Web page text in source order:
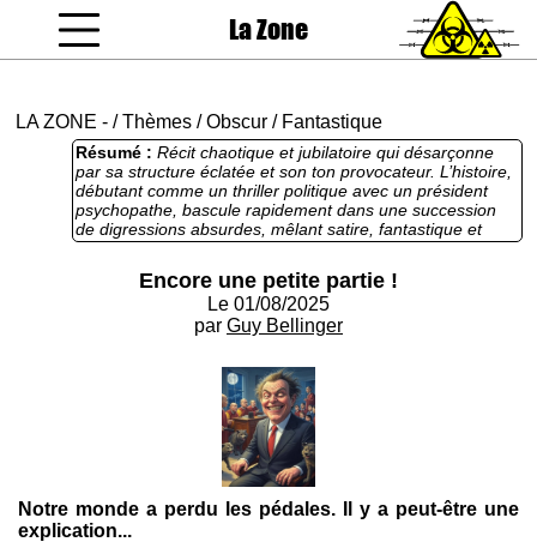
La Zone
LA ZONE - /Thèmes /Obscur / Fantastique
Résumé : Récit chaotique et jubilatoire qui désarçonne
par sa structure éclatée et son ton provocateur. L’histoire,
débutant comme un thriller politique avec un président
psychopathe, bascule rapidement dans une succession
de digressions absurdes, mêlant satire, fantastique et
métafiction, jusqu’à une apothéose cosmique où Dieu lui-
inventive, séduit par son énergie et son culot, elle risque
de perdre le lecteur dans son foisonnement d’idées non
résolues et son refus assumé de cohérence. Cette
frustrer autant qu’elle fascine, réservant son éclat aux
amateurs de récits expérimentaux.
Encore une petite partie !
Le 01/08/2025
par Guy Bellinger
Notre monde a perdu les pédales. Il y a peut-être une
explication...